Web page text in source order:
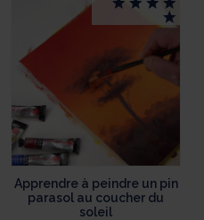
Apprendre à peindre un pin
parasol au coucher du
soleil